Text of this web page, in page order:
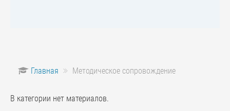
Главная Методическое сопровождение
В категории нет материалов.